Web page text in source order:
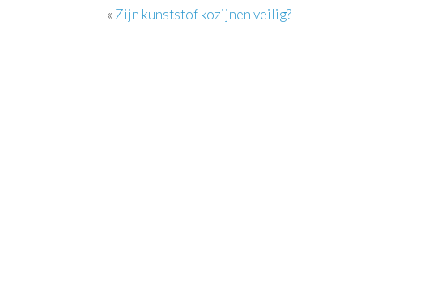
« Zijn kunststof kozijnen veilig?